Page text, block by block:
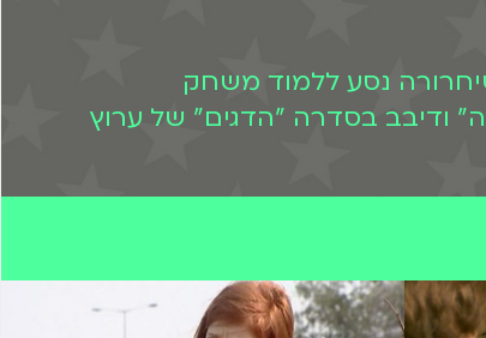
שיחרורה נסע ללמוד משחק
שיחק בסדרה "משפחה טובה" ודיבב בסדרה "הדגים" של ערוץ